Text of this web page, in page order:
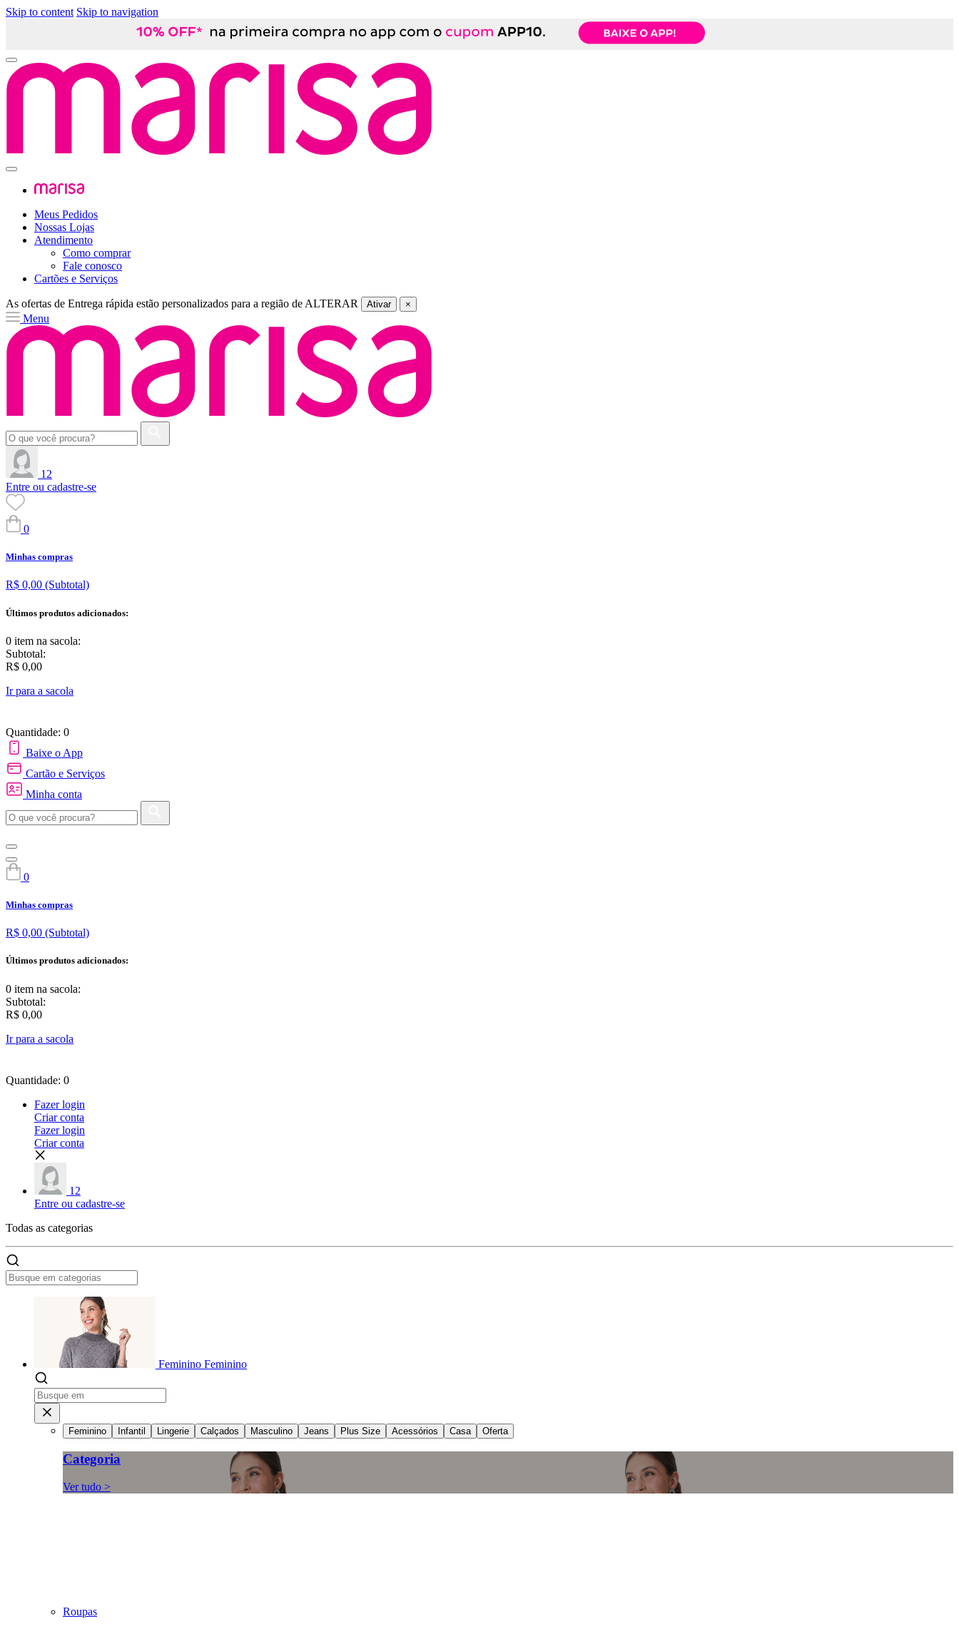
Skip to content Skip to navigation
Meus Pedidos
Nossas Lojas
Atendimento
Como comprar
Fale conosco
Cartões e Serviços
As ofertas de Entrega rápida estão personalizados para a região de ALTERAR Ativar ×
Menu
12
Entre ou cadastre-se
0
Minhas compras
R$ 0,00 (Subtotal)
Últimos produtos adicionados:
0 item na sacola:
Subtotal:
R$ 0,00
Ir para a sacola
Quantidade: 0
Baixe o App
Cartão e Serviços
Minha conta
0
Minhas compras
R$ 0,00 (Subtotal)
Últimos produtos adicionados:
0 item na sacola:
Subtotal:
R$ 0,00
Ir para a sacola
Quantidade: 0
Fazer login
Criar conta
Fazer login
Criar conta
12
Entre ou cadastre-se
Todas as categorias
Feminino Feminino
Feminino Infantil Lingerie Calçados Masculino Jeans Plus Size Acessórios Casa Oferta
Categoria
Ver tudo >
Roupas